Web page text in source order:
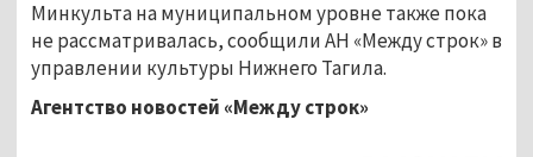
Минкульта на муниципальном уровне также пока
не рассматривалась, сообщили АН «Между строк» в
управлении культуры Нижнего Тагила.
Агентство новостей «Между строк»